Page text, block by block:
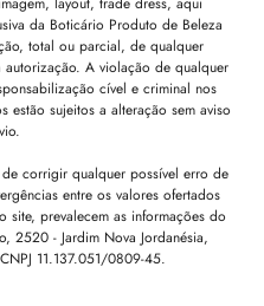
da Boticário Produto de Beleza
total ou parcial, de qualquer
autorização. A violação de qualquer
cível e criminal nos
sujeitos a alteração sem aviso
corrigir qualquer possível erro de
entre os valores ofertados
site, prevalecem as informações do
2520 - Jardim Nova Jordanésia,
CNPJ 11.137.051/0809-45.